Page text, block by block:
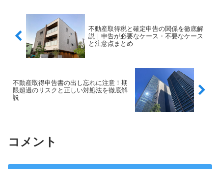
不動産取得税と確定申告の関係を徹底解
説｜申告が必要なケース・不要なケース
と注意点まとめ
不動産取得申告書の出し忘れに注意！期
限超過のリスクと正しい対処法を徹底解
説
コメント